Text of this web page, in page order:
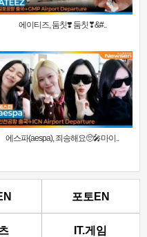
에이티즈, 둠칫❣️ 둠칫❣&#..
에스파(aespa), 죄송해요🥺🎤마이..
포토EN
IT.게임